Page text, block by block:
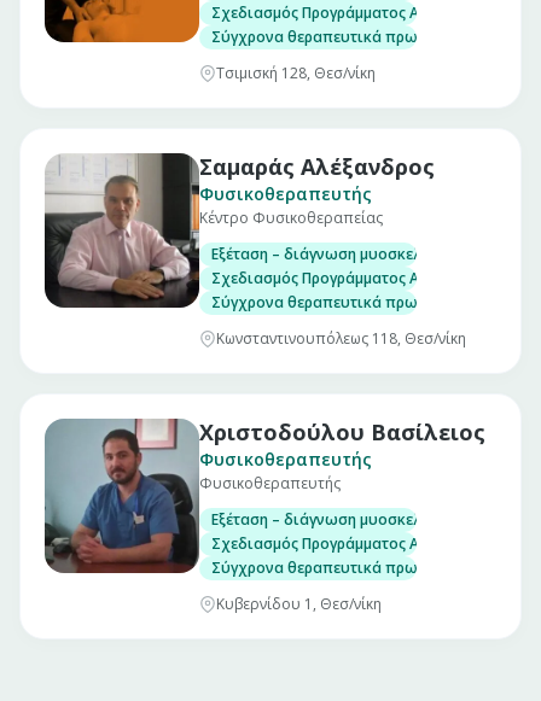
Σχεδιασμός Προγράμματος Αποκατάστασης
Σύγχρονα θεραπευτικά πρωτόκολα
Τσιμισκή 128, Θεσ/νίκη
Σαμαράς Αλέξανδρος
Φυσικοθεραπευτής
Κέντρο Φυσικοθεραπείας
Εξέταση – διάγνωση μυοσκελετικών
Σχεδιασμός Προγράμματος Αποκατάστασης
Σύγχρονα θεραπευτικά πρωτόκολα
Κωνσταντινουπόλεως 118, Θεσ/νίκη
Χριστοδούλου Βασίλειος
Φυσικοθεραπευτής
Φυσικοθεραπευτής
Εξέταση – διάγνωση μυοσκελετικών
Σχεδιασμός Προγράμματος Αποκατάστασης
Σύγχρονα θεραπευτικά πρωτόκολα
Κυβερνίδου 1, Θεσ/νίκη